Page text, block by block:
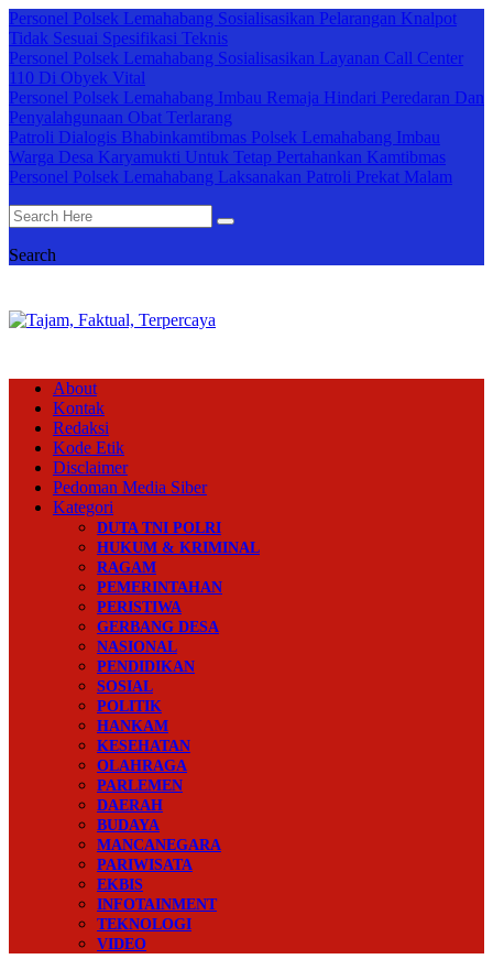
Personel Polsek Lemahabang Sosialisasikan Pelarangan Knalpot
Tidak Sesuai Spesifikasi Teknis
Personel Polsek Lemahabang Sosialisasikan Layanan Call Center
110 Di Obyek Vital
Personel Polsek Lemahabang Imbau Remaja Hindari Peredaran Dan
Penyalahgunaan Obat Terlarang
Patroli Dialogis Bhabinkamtibmas Polsek Lemahabang Imbau
Warga Desa Karyamukti Untuk Tetap Pertahankan Kamtibmas
Personel Polsek Lemahabang Laksanakan Patroli Prekat Malam
Search
About
Kontak
Redaksi
Kode Etik
Disclaimer
Pedoman Media Siber
Kategori
DUTA TNI POLRI
HUKUM & KRIMINAL
RAGAM
PEMERINTAHAN
PERISTIWA
GERBANG DESA
NASIONAL
PENDIDIKAN
SOSIAL
POLITIK
HANKAM
KESEHATAN
OLAHRAGA
PARLEMEN
DAERAH
BUDAYA
MANCANEGARA
PARIWISATA
EKBIS
INFOTAINMENT
TEKNOLOGI
VIDEO